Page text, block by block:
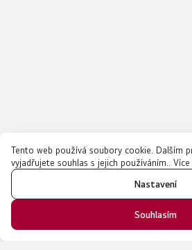
Tento web používá soubory cookie. Dalším
vyjadřujete souhlas s jejich používáním..
Nastavení
Souhlasím